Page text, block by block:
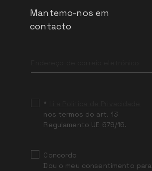
Mantemo-nos em
contacto
field
*
nos termos do art. 13
Regulamento UE 679/16.
Concordo
Dou o meu consentimento para